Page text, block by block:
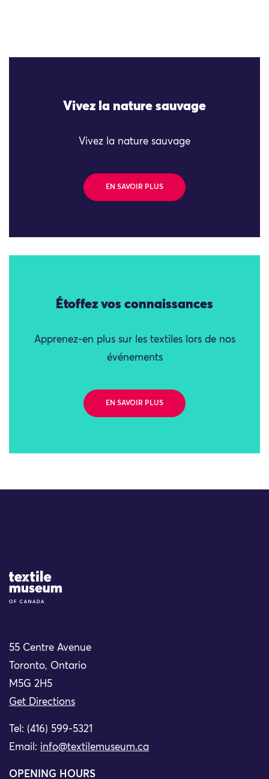
Vivez la nature sauvage
Vivez la nature sauvage
EN SAVOIR PLUS
Étoffez vos connaissances
Apprenez-en plus sur les textiles lors de nos
événements
EN SAVOIR PLUS
Site Logo
55 Centre Avenue
Toronto, Ontario
M5G 2H5
Get Directions
Tel: (416) 599-5321
Email: info@textilemuseum.ca
OPENING HOURS